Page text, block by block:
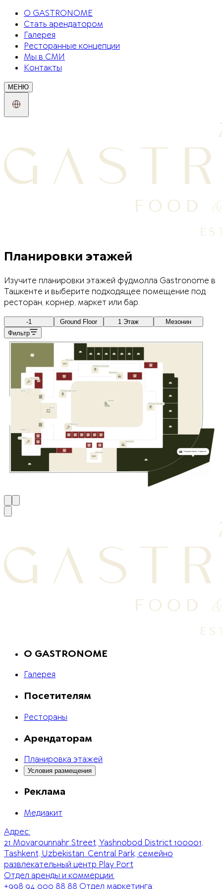
О GASTRONOME
Стать арендатором
Галерея
Ресторанные концепции
Мы в СМИ
Контакты
МЕНЮ
Планировки этажей
Изучите планировки этажей фудмолла Gastronome в
Ташкенте и выберите подходящее помещение под
ресторан, корнер, маркет или бар.
-1 Ground Floor 1 Этаж
Мезонин
Фильтр
Терраса ресторана
Посадочные места
Посадочные места
Спуск
Подъём
Посадочные места
Игровая
Уборная
Уборная
Эскалатор
Эскалатор
Эскалатор
Эскалатор
Эскалатор
Сцена
O GASTRONOME
Галерея
Посетителям
Рестораны
Арендаторам
Планировка этажей
Условия размещения
Реклама
Медиакит
Адрес:
21 Movarounnahr Street, Yashnobod District 100001,
Tashkent, Uzbekistan. Central Park, семейно
развлекательный центр Play Port
Отдел аренды и коммерции:
+998 94 000 88 88 Отдел маркетинга: